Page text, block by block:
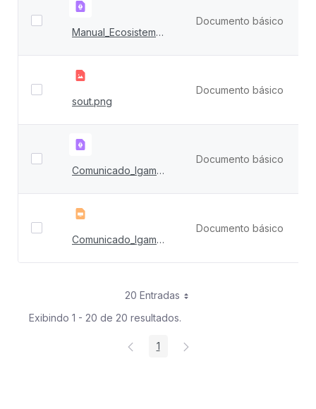
Manual_Ecosistemas_e_CADUword_1.pdf
Documento básico
sout.png
Documento básico
Comunicado_Igam_01-24_VF_18-09.pdf
Documento básico
Comunicado_Igam_01-24_VF_04-09.pptx
Documento básico
20 Entradas
Exibindo 1 - 20 de 20 resultados.
Página
1